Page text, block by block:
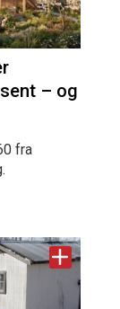
– og
fra